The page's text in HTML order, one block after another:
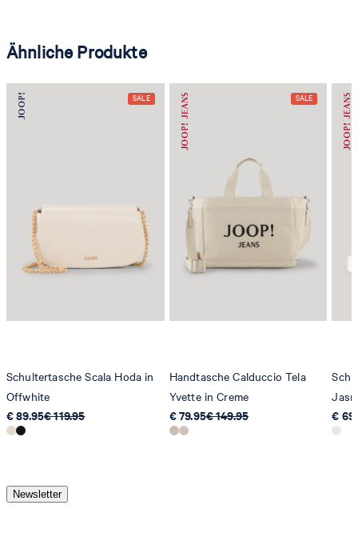
Ähnliche Produkte
Schultertasche Scala Hoda in
Offwhite
€ 89.95€ 119.95
Handtasche Calduccio Tela
Yvette in Creme
€ 79.95€ 149.95
€
Newsletter